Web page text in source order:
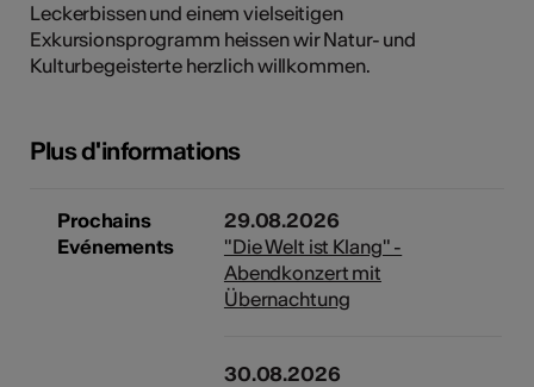
Leckerbissen und einem vielseitigen
Exkursionsprogramm heissen wir Natur- und
Kulturbegeisterte herzlich willkommen.
Plus d'informations
Prochains
Evénements
29.08.2026
"Die Welt ist Klang" -
Abendkonzert mit
Übernachtung
30.08.2026